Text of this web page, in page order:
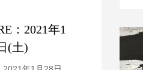
：2021年1
(土)